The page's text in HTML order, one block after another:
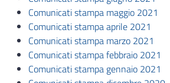
Comunicati stampa maggio 2021
Comunicati stampa aprile 2021
Comunicati stampa marzo 2021
Comunicati stampa febbraio 2021
Comunicati stampa gennaio 2021